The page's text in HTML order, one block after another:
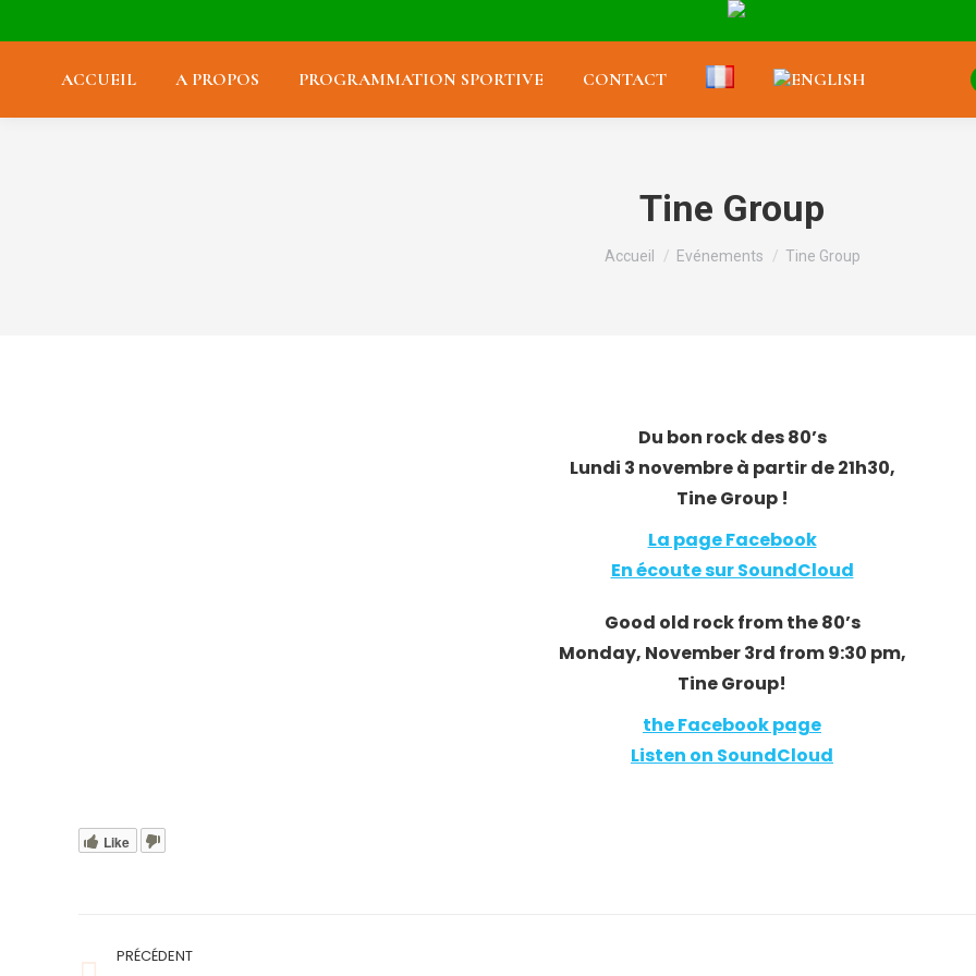
ACCUEIL A PROPOS PROGRAMMATION SPORTIVE CONTACT
Tine Group
Vous êtes ici :
Accueil Evénements Tine Group
Du bon rock des 80’s
Lundi 3 novembre à partir de 21h30,
Tine Group !
La page Facebook
En écoute sur SoundCloud
Good old rock from the 80’s
Monday, November 3rd from 9:30 pm,
Tine Group!
the Facebook page
Listen on SoundCloud
Like
Navigation
PRÉCÉDENT